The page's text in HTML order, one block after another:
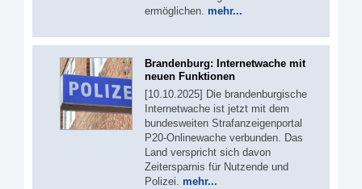
ermöglichen. mehr...
Brandenburg: Internetwache mit
neuen Funktionen
[10.10.2025] Die brandenburgische
Internetwache ist jetzt mit dem
bundesweiten Strafanzeigenportal
P20-Onlinewache verbunden. Das
Land verspricht sich davon
Zeitersparnis für Nutzende und
Polizei. mehr...